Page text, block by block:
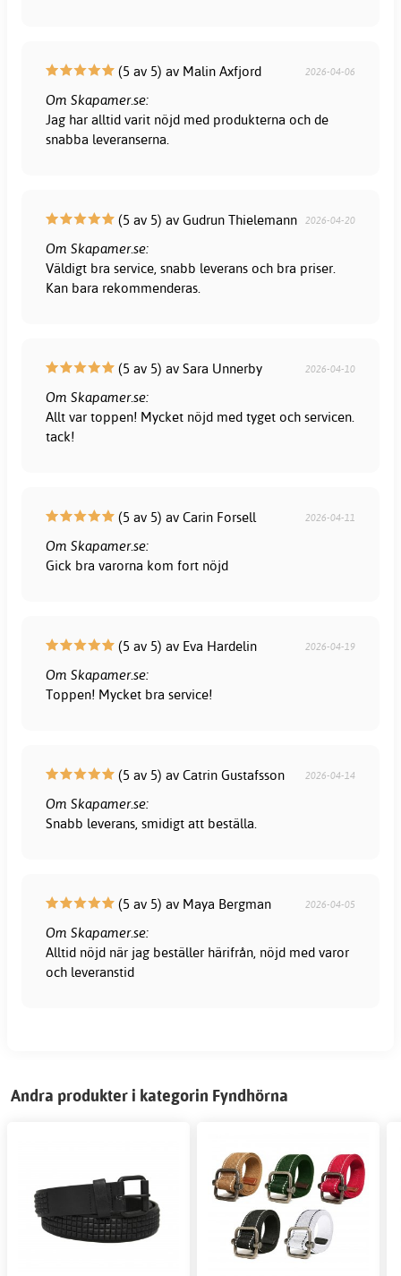
(5 av 5) av Malin Axfjord 2026-04-06
Om Skapamer.se:
Jag har alltid varit nöjd med produkterna och de
snabba leveranserna.
(5 av 5) av Gudrun Thielemann 2026-04-20
Om Skapamer.se:
Väldigt bra service, snabb leverans och bra priser.
Kan bara rekommenderas.
(5 av 5) av Sara Unnerby 2026-04-10
Om Skapamer.se:
Allt var toppen! Mycket nöjd med tyget och servicen.
tack!
(5 av 5) av Carin Forsell 2026-04-11
Om Skapamer.se:
Gick bra varorna kom fort nöjd
(5 av 5) av Eva Hardelin 2026-04-19
Om Skapamer.se:
Toppen! Mycket bra service!
(5 av 5) av Catrin Gustafsson 2026-04-14
Om Skapamer.se:
Snabb leverans, smidigt att beställa.
(5 av 5) av Maya Bergman 2026-04-05
Om Skapamer.se:
Alltid nöjd när jag beställer härifrån, nöjd med varor
och leveranstid
Andra produkter i kategorin Fyndhörna